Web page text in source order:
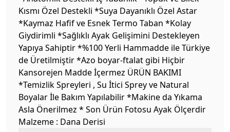
Kısmı Özel Destekli *Suya Dayanıklı Özel Astar
*Kaymaz Hafif ve Esnek Termo Taban *Kolay
Giydirimli *Sağlıklı Ayak Gelişimini Destekleyen
Yapıya Sahiptir *%100 Yerli Hammadde ile Türkiye
de Üretilmiştir *Azo boyar-ftalat gibi Hiçbir
Kansorejen Madde İçermez ÜRÜN BAKIMI
*Temizlik Spreyleri , Su İtici Sprey ve Natural
Boyalar İle Bakım Yapılabilir *Makine da Yıkama
Asla Önerilmez * Son Ürün Fotosu Ayak Ölçerdir
Malzeme : Dana Derisi